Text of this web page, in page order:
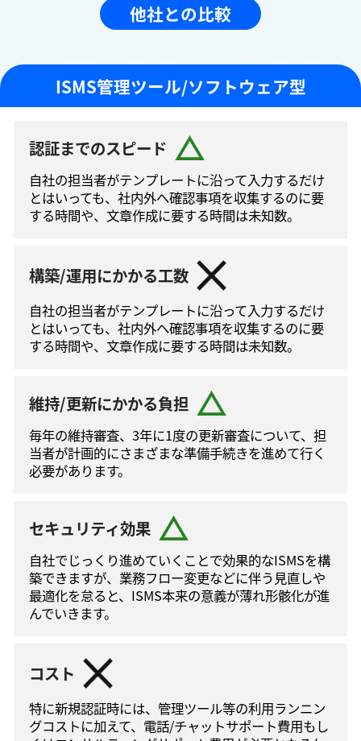
他社との比較
ISMS管理ツール/ソフトウェア型
認証までのスピード
自社の担当者がテンプレートに沿って⼊⼒するだけ
とはいっても、社内外へ確認事項を収集するのに要
する時間や、文章作成に要する時間は未知数。
構築/運用にかかる工数
自社の担当者がテンプレートに沿って⼊⼒するだけ
とはいっても、社内外へ確認事項を収集するのに要
する時間や、文章作成に要する時間は未知数。
維持/更新にかかる負担
毎年の維持審査、3年に1度の更新審査について、担
当者が計画的にさまざまな準備手続きを進めて⾏く
必要があります。
セキュリティ効果
自社でじっくり進めていくことで効果的なISMSを構
築できますが、業務フロー変更などに伴う⾒直しや
最適化を怠ると、ISMS本来の意義が薄れ形骸化が進
んでいきます。
コスト
特に新規認証時には、管理ツール等の利⽤ランニン
グコストに加えて、電話/チャットサポート費⽤もし